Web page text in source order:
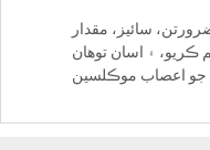
سائيز، مقدار
ڪريو، ۽ اسان توهان